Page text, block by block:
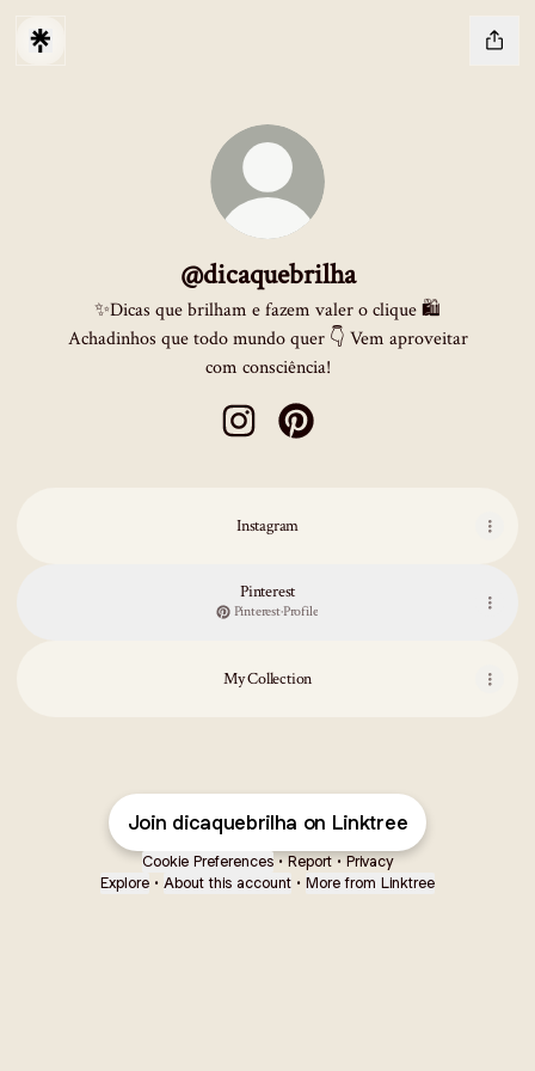
@dicaquebrilha
✨Dicas que brilham e fazem valer o clique 🛍️
Achadinhos que todo mundo quer 👇 Vem aproveitar
com consciência!
Instagram
Pinterest
Pinterest·Profile
My Collection
Join dicaquebrilha on Linktree
Cookie Preferences • Report • Privacy
Explore • About this account • More from Linktree